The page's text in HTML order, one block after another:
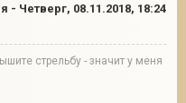
- Четверг, 08.11.2018, 18:24
стрельбу - значит у меня